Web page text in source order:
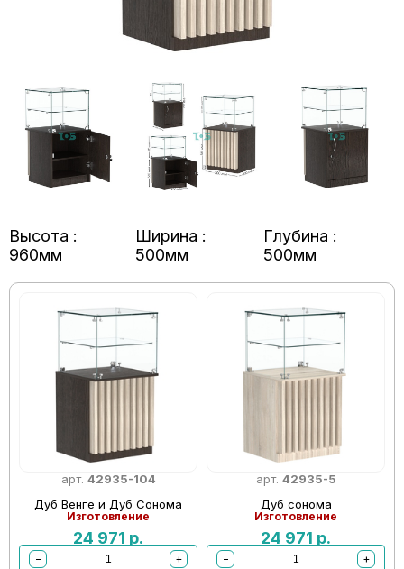
Высота :
960мм
Ширина :
500мм
Глубина :
500мм
арт. 42935-104
Дуб Венге и Дуб Сонома
Изготовление
24 971 р.
−
+
арт. 42935-5
Дуб сонома
Изготовление
24 971 р.
−
+